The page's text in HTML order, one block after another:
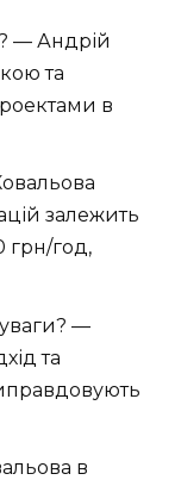
— Андрій
та
в
залежить
грн/год,
—
та
в